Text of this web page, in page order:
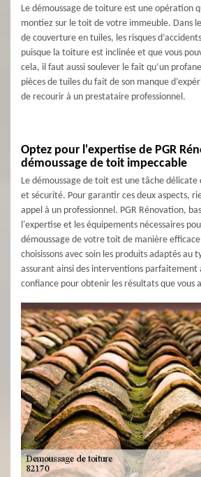
Le démoussage de toiture est une opération
montiez sur le toit de votre immeuble. Dans le
de couverture en tuiles, les risques
puisque la toiture est inclinée et que vous
cela, il faut aussi soulever le fait qu’un
pièces de tuiles du fait de son manque
de recourir à un prestataire professionnel.
Optez pour l'expertise de PGR
démoussage de toit impeccable
Le démoussage de toit est une tâche
et sécurité. Pour garantir ces deux aspects,
appel à un professionnel. PGR Rénovation,
l'expertise et les équipements nécessaires
démoussage de votre toit de manière
choisissons avec soin les produits adaptés au
assurant ainsi des interventions parfaitement
confiance pour obtenir les résultats que vous